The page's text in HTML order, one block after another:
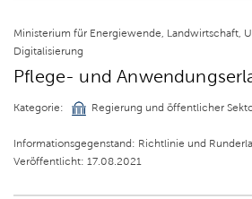
Ministerium für Energiewende, Landwirtschaft,
Digitalisierung
Pflege- und
Kategorie: Regierung und öffentlicher
Informationsgegenstand: Richtlinie und
Veröffentlicht: 17.08.2021